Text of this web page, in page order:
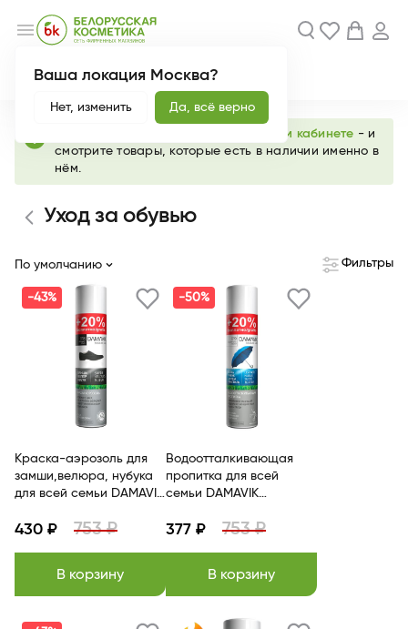
Ваша локация Москва?
Нет, изменить Да, всё верно
menu
Новинки Акции
info личном кабинете - и
смотрите товары, которые есть в наличии именно в
нём.
Уход за обувью
По умолчанию Фильтры
-43%
Краска-аэрозоль для
замши,велюра, нубука
для всей семьи DAMAVIK
430 ₽ 753 ₽
В корзину
-50%
Водоотталкивающая
пропитка для всей
семьи DAMAVIK
377 ₽ 753 ₽
В корзину